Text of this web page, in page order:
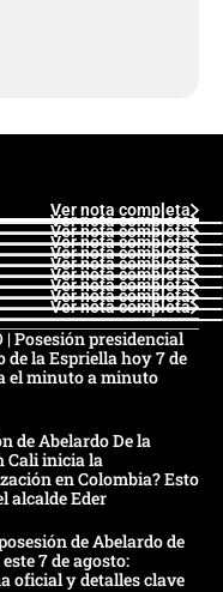
Ver nota completa
Ver nota completa
Ver nota completa
Ver nota completa
Ver nota completa
Ver nota completa
Ver nota completa
Ver nota completa
Ver nota completa
Ver nota completa
| Posesión presidencial
de la Espriella hoy 7 de
el minuto a minuto
de Abelardo De la
Cali inicia la
en Colombia? Esto
alcalde Eder
de Abelardo de
7 de agosto:
oficial y detalles clave